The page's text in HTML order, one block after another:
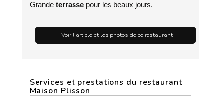
Grande terrasse pour les beaux jours.
Voir l'article et les photos de ce restaurant
Services et prestations du restaurant
Maison Plisson